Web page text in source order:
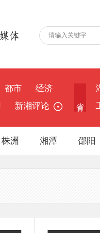
都市
经济
新湘评论
株洲 湘潭 邵阳